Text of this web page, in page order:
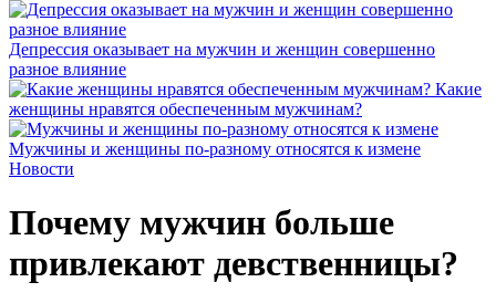
Депрессия оказывает на мужчин и женщин совершенно
разное влияние
Какие
женщины нравятся обеспеченным мужчинам?
Мужчины и женщины по-разному относятся к измене
Новости
Почему мужчин больше
привлекают девственницы?